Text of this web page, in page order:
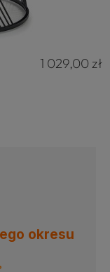
1 029,00 zł
okresu